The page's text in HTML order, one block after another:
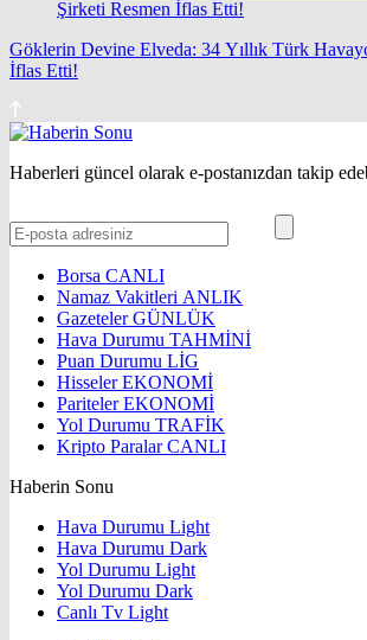
Göklerin Devine Elveda: 34 Yıllık Türk
İflas Etti!
Haberleri güncel olarak e-postanızdan takip
Borsa CANLI
Namaz Vakitleri ANLIK
GazetelerGÜNLÜK
Hava Durumu TAHMİNİ
Puan Durumu LİG
HisselerEKONOMİ
ParitelerEKONOMİ
Yol Durumu TRAFİK
Kripto ParalarCANLI
Haberin Sonu
Hava Durumu Light
Hava Durumu Dark
Yol Durumu Light
Yol Durumu Dark
Canlı Tv Light